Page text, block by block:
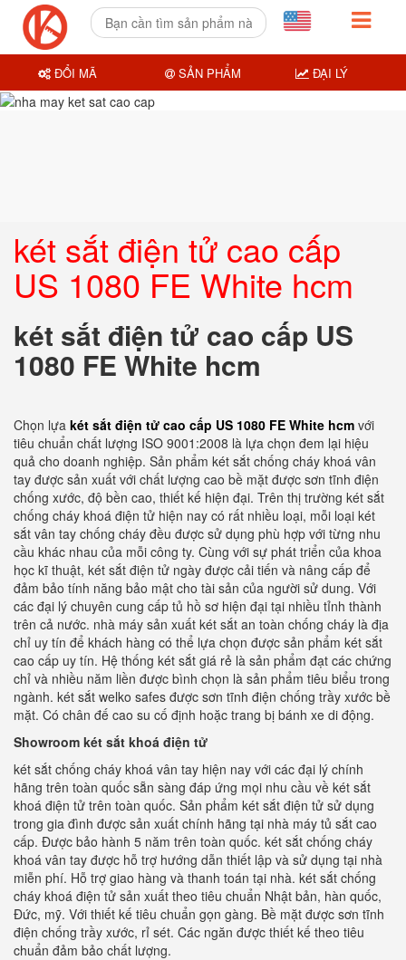
két sắt điện tử cao cấp
US 1080 FE White hcm
két sắt điện tử cao cấp US
1080 FE White hcm
Chọn lựa két sắt điện tử cao cấp US 1080 FE White hcm với
tiêu chuẩn chất lượng ISO 9001:2008 là lựa chọn đem lại hiệu
quả cho doanh nghiệp. Sản phẩm két sắt chống cháy khoá vân
tay được sản xuất với chất lượng cao bề mặt được sơn tĩnh điện
chống xước, độ bền cao, thiết kế hiện đại. Trên thị trường két sắt
chống cháy khoá điện tử hiện nay có rất nhiều loại, mỗi loại két
sắt vân tay chống cháy đều được sử dụng phù hợp với từng nhu
cầu khác nhau của mỗi công ty. Cùng với sự phát triển của khoa
học kĩ thuật, két sắt điện tử ngày được cải tiến và nâng cấp để
đảm bảo tính năng bảo mật cho tài sản của người sử dung. Với
các đại lý chuyên cung cấp tủ hồ sơ hiện đại tại nhiều tỉnh thành
trên cả nước. nhà máy sản xuất két sắt an toàn chống cháy là địa
chỉ uy tín để khách hàng có thể lựa chọn được sản phẩm két sắt
cao cấp uy tín. Hệ thống két sắt giá rẻ là sản phẩm đạt các chứng
chỉ và nhiều năm liền được bình chọn là sản phẩm tiêu biểu trong
ngành. két sắt welko safes được sơn tĩnh điện chống trầy xước bề
mặt. Có chân đế cao su cố định hoặc trang bị bánh xe di động.
Showroom két sắt khoá điện tử
két sắt chống cháy khoá vân tay hiện nay với các đại lý chính
hãng trên toàn quốc sẵn sàng đáp ứng mọi nhu cầu về két sắt
khoá điện tử trên toàn quốc. Sản phẩm két sắt điện tử sử dụng
trong gia đình được sản xuất chính hãng tại nhà máy tủ sắt cao
cấp. Được bảo hành 5 năm trên toàn quốc. két sắt chống cháy
khoá vân tay được hỗ trợ hướng dẫn thiết lập và sử dụng tại nhà
miễn phí. Hỗ trợ giao hàng và thanh toán tại nhà. két sắt chống
cháy khoá điện tử sản xuất theo tiêu chuẩn Nhật bản, hàn quốc,
Đức, mỹ. Với thiết kế tiêu chuẩn gọn gàng. Bề mặt được sơn tĩnh
điện chống trầy xước, rỉ sét. Các ngăn được thiết kế theo tiêu
chuẩn đảm bảo chất lượng.
ĐỔI MÃ SẢN PHẨM ĐẠI LÝ